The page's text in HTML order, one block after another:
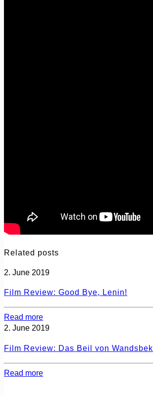
Related posts
2. June 2019
Film Review: Good Bye, Lenin!
Read more
2. June 2019
Film Review: Das Beil von Wandsbek
Read more